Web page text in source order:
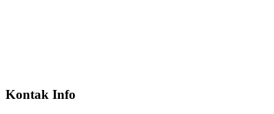
Kontak Info